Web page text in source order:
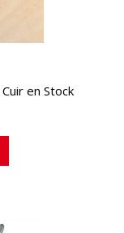
en Stock